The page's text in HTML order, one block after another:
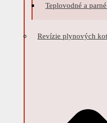
Teplovodné a
Revízie plynových